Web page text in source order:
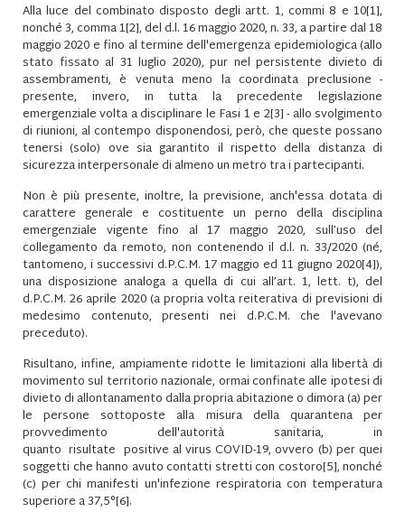
Alla luce del combinato disposto degli artt. 1, commi 8 e 10[1],
nonché 3, comma 1[2], del d.l. 16 maggio 2020, n. 33, a partire dal 18
maggio 2020 e fino al termine dell'emergenza epidemiologica (allo
stato fissato al 31 luglio 2020), pur nel persistente divieto di
assembramenti, è venuta meno la coordinata preclusione -
presente, invero, in tutta la precedente legislazione
emergenziale volta a disciplinare le Fasi 1 e 2[3]- allo svolgimento
di riunioni, al contempo disponendosi, però, che queste possano
tenersi (solo) ove sia garantito il rispetto della distanza di
sicurezza interpersonale di almeno un metro tra i partecipanti.
Non è più presente, inoltre, la previsione, anch'essa dotata di
carattere generale e costituente un perno della disciplina
emergenziale vigente fino al 17 maggio 2020, sull’uso del
collegamento da remoto, non contenendo il d.l. n. 33/2020 (né,
tantomeno, i successivi d.P.C.M. 17 maggio ed 11 giugno 2020[4]),
una disposizione analoga a quella di cui all’art. 1, lett. t), del
d.P.C.M. 26 aprile 2020 (a propria volta reiterativa di previsioni di
medesimo contenuto, presenti nei d.P.C.M. che l'avevano
preceduto).
Risultano, infine, ampiamente ridotte le limitazioni alla libertà di
movimento sul territorio nazionale, ormai confinate alle ipotesi di
divieto di allontanamento dalla propria abitazione o dimora (a) per
le persone sottoposte alla misura della quarantena per
provvedimento dell'autorità sanitaria, in
quanto risultate positive al virus COVID-19, ovvero (b) per quei
soggetti che hanno avuto contatti stretti con costoro[5], nonché
(c) per chi manifesti un'infezione respiratoria con temperatura
superiore a 37,5°[6].